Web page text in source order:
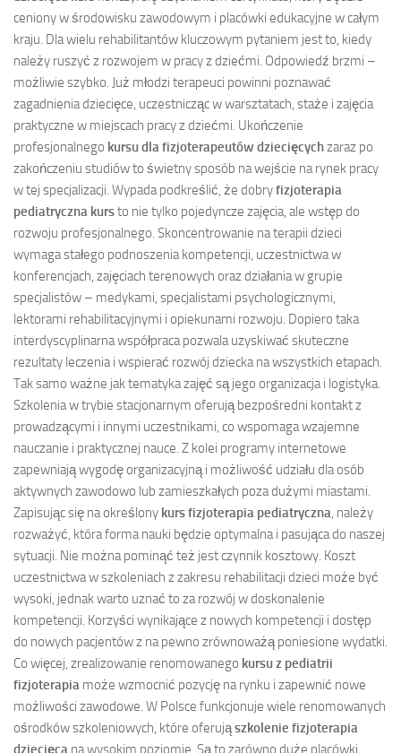
ceniony w środowisku zawodowym i placówki edukacyjne w całym
kraju. Dla wielu rehabilitantów kluczowym pytaniem jest to, kiedy
należy ruszyć z rozwojem w pracy z dziećmi. Odpowiedź brzmi –
możliwie szybko. Już młodzi terapeuci powinni poznawać
zagadnienia dziecięce, uczestnicząc w warsztatach, staże i zajęcia
praktyczne w miejscach pracy z dziećmi. Ukończenie
profesjonalnego kursu dla fizjoterapeutów dziecięcychzaraz po
zakończeniu studiów to świetny sposób na wejście na rynek pracy
w tej specjalizacji. Wypada podkreślić, że dobryfizjoterapia
pediatryczna kursto nie tylko pojedyncze zajęcia, ale wstęp do
rozwoju profesjonalnego. Skoncentrowanie na terapii dzieci
wymaga stałego podnoszenia kompetencji, uczestnictwa w
konferencjach, zajęciach terenowych oraz działania w grupie
specjalistów – medykami, specjalistami psychologicznymi,
lektorami rehabilitacyjnymi i opiekunami rozwoju. Dopiero taka
interdyscyplinarna współpraca pozwala uzyskiwać skuteczne
rezultaty leczenia i wspierać rozwój dziecka na wszystkich etapach.
Tak samo ważne jak tematyka zajęć są jego organizacja i logistyka.
Szkolenia w trybie stacjonarnym oferują bezpośredni kontakt z
prowadzącymi i innymi uczestnikami, co wspomaga wzajemne
nauczanie i praktycznej nauce. Z kolei programy internetowe
zapewniają wygodę organizacyjną i możliwość udziału dla osób
aktywnych zawodowo lub zamieszkałych poza dużymi miastami.
Zapisując się na określony kurs fizjoterapia pediatryczna, należy
rozważyć, która forma nauki będzie optymalna i pasująca do naszej
sytuacji. Nie można pominąć też jest czynnik kosztowy. Koszt
uczestnictwa w szkoleniach z zakresu rehabilitacji dzieci może być
wysoki, jednak warto uznać to za rozwój w doskonalenie
kompetencji. Korzyści wynikające z nowych kompetencji i dostęp
do nowych pacjentów z na pewno zrównoważą poniesione wydatki.
Co więcej, zrealizowanie renomowanego kursu z pediatrii
fizjoterapia może wzmocnić pozycję na rynku i zapewnić nowe
możliwości zawodowe. W Polsce funkcjonuje wiele renomowanych
ośrodków szkoleniowych, które oferująszkolenie fizjoterapia
dziecięca na wysokim poziomie. Są to zarówno duże placówki